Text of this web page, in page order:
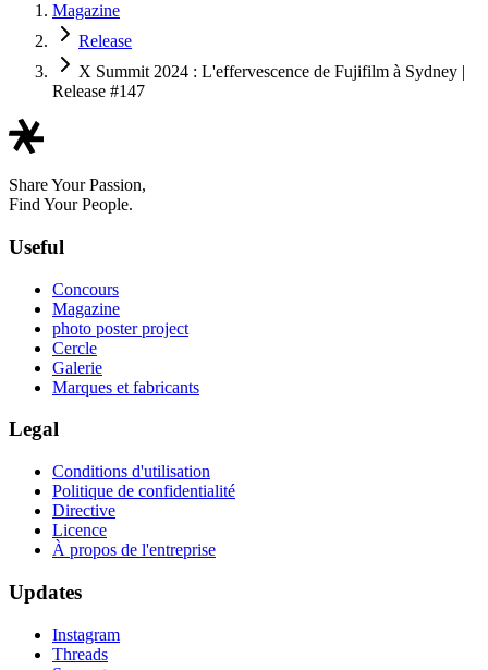
Magazine
Release
X Summit 2024 : L'effervescence de Fujifilm à Sydney |
Release #147
Share Your Passion,
Find Your People.
Useful
Concours
Magazine
photo poster project
Cercle
Galerie
Marques et fabricants
Legal
Conditions d'utilisation
Politique de confidentialité
Directive
Licence
À propos de l'entreprise
Updates
Instagram
Threads